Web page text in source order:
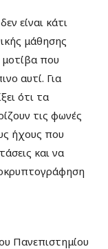
είναι κάτι
μάθησης
που
αυτί. Για
ότι τα
τις φωνές
ήχους που
και να
Πανεπιστημίου